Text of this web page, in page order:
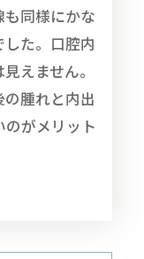
同様にかな
た。口腔内
えません。
腫れと内出
がメリット